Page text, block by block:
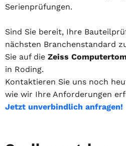
Serienprüfungen.
Sind Sie bereit, Ihre
nächsten Branchenstandard
Sie auf die Zeiss
in Roding.
Kontaktieren Sie uns noch
wie wir Ihre Anforderungen
Jetzt unverbindlich anfragen!